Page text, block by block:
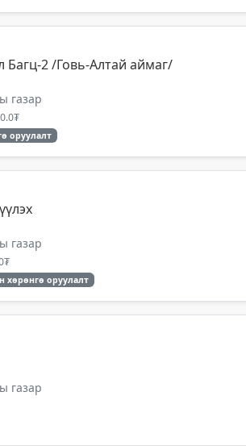
Багц-2 /Говь-Алтай аймаг/
газар
оруулалт
газар
хөрөнгө оруулалт
газар